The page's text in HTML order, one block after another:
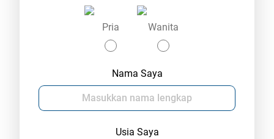
Pria Wanita
Nama Saya
Usia Saya